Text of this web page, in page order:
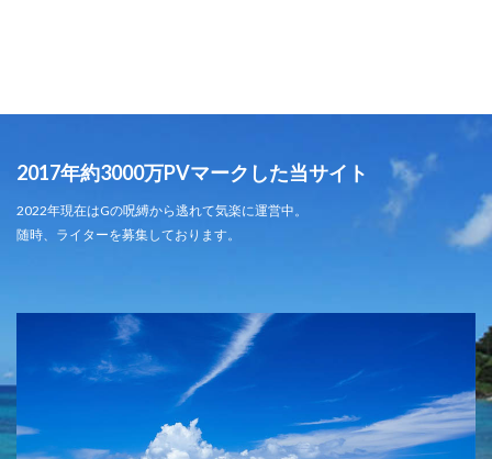
2017年約3000万PVマークした当サイト
2022年現在はGの呪縛から逃れて気楽に運営中。
随時、ライターを募集しております。